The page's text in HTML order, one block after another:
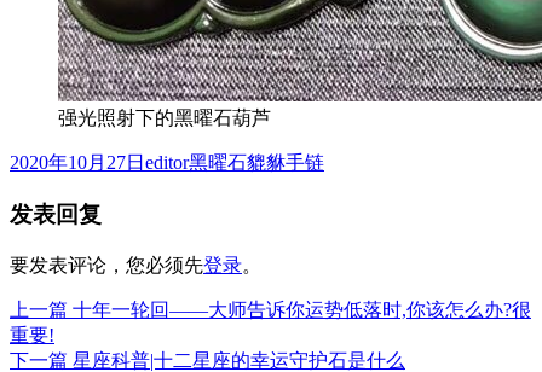
强光照射下的黑曜石葫芦
发
于
2020年10月27日 作
editor分
黑曜石貔貅手链
发表回复
要发表评论，您必须先登录。
文
章
上一篇 上
文
十年一轮回——大师告诉你运势低落时,你该怎么办?很
重要!
下一篇 下
星座科普|十二星座的幸运守护石是什么